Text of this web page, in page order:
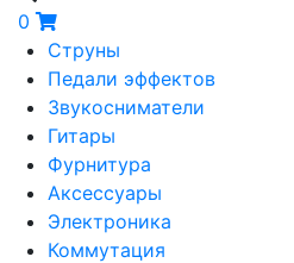
0
Струны
Педали эффектов
Звукосниматели
Гитары
Фурнитура
Аксессуары
Электроника
Коммутация